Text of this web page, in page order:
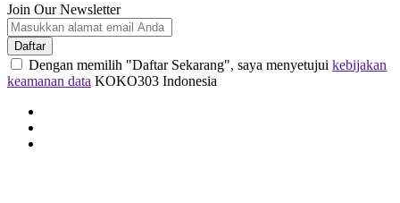
Join Our Newsletter
Daftar
Dengan memilih "Daftar Sekarang", saya menyetujui kebijakan
keamanan data KOKO303 Indonesia